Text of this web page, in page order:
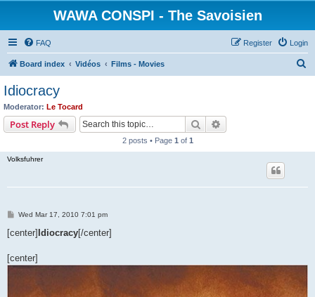
WAWA CONSPI - The Savoisien
FAQ Login
Register
Board index Vidéos Films - Movies
Idiocracy
Moderator: Le Tocard
Post Reply Search
2 posts • Page 1 of 1
Volksfuhrer
P
s
Wed Mar 17, 2010 7:01 pm
[center]Idiocracy[/center]
[center]